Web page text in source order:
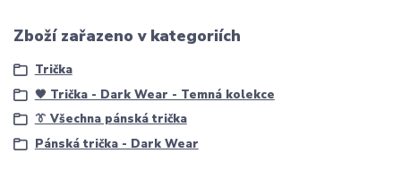
Zboží zařazeno v kategoriích
Trička
🖤 Trička - Dark Wear - Temná kolekce
👔 Všechna pánská trička
Pánská trička - Dark Wear